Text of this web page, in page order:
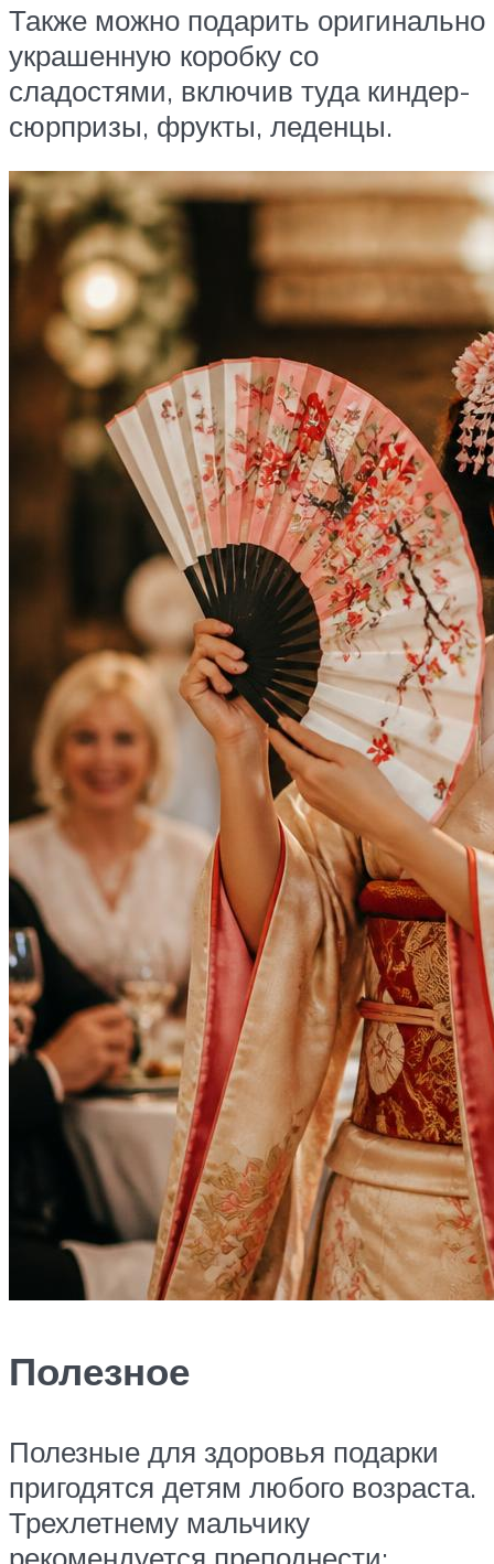
Также можно подарить оригинально
украшенную коробку со
сладостями, включив туда киндер-
сюрпризы, фрукты, леденцы.
Полезное
Полезные для здоровья подарки
пригодятся детям любого возраста.
Трехлетнему мальчику